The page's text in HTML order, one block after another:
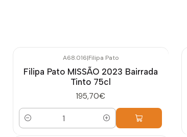
A68.016|Filipa Pato
Filipa Pato MISSÃO 2023 Bairrada
Tinto 75cl
195,70€
Quantidade